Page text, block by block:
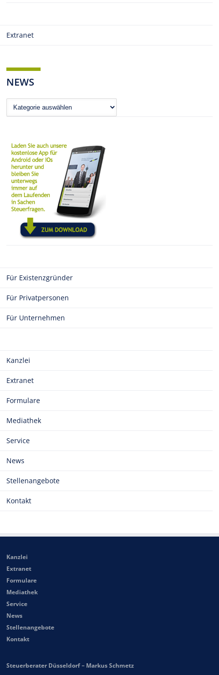
Extranet
NEWS
News
Für Existenzgründer
Für Privatpersonen
Für Unternehmen
Kanzlei
Extranet
Formulare
Mediathek
Service
News
Stellenangebote
Kontakt
Kanzlei
Extranet
Formulare
Mediathek
Service
News
Stellenangebote
Kontakt
Steuerberater Düsseldorf – Markus Schmetz